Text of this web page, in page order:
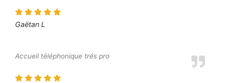
Gaëtan L
Accueil téléphonique trés pro